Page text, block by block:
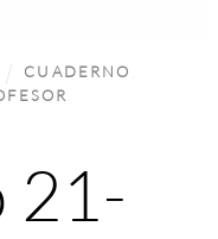
21-
CUADERNO